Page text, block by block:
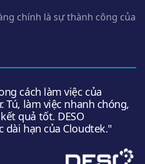
chính là sự thành công của
cách làm việc của
Tú, làm việc nhanh chóng,
quả tốt. DESO
dài hạn của Cloudtek."